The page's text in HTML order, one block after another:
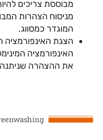
מבוססת צריכים
מניסוח הצהרות
המוגדר כמסווג.
הצגת האינפורמציה
האינפורמציה
את ההצהרה